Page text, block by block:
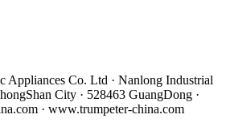
Appliances Co. Ltd · Nanlong Industrial
City · 528463 GuangDong ·
· www.trumpeter-china.com